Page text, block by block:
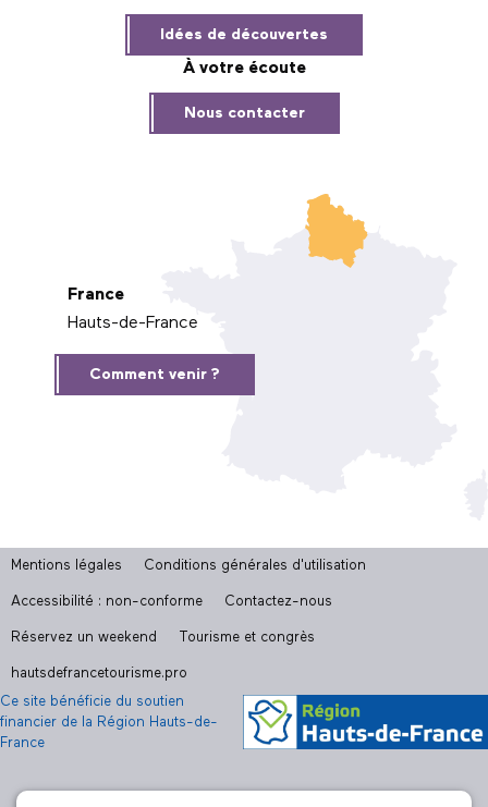
Idées de découvertes
À votre écoute
Nous contacter
France
Hauts-de-France
Comment venir ?
Mentions légales Conditions générales d'utilisation
Accessibilité : non-conforme Contactez-nous
Réservez un weekend Tourisme et congrès
hautsdefrancetourisme.pro
Ce site bénéficie du soutien
financier de la Région Hauts-de-
France